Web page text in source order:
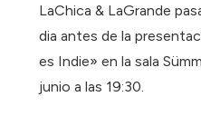
LaChica & LaGrande
dia antes de la
es Indie» en la sala
junio a las 19:30.